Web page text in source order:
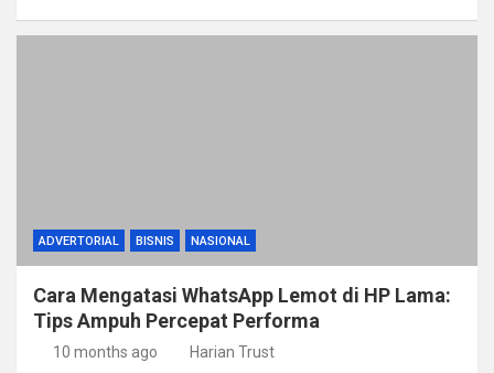
ADVERTORIAL BISNIS NASIONAL
Cara Mengatasi WhatsApp Lemot di HP Lama:
Tips Ampuh Percepat Performa
10 months ago Harian Trust